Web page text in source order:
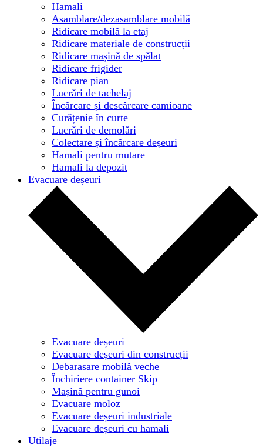
Hamali
Asamblare/dezasamblare mobilă
Ridicare mobilă la etaj
Ridicare materiale de construcții
Ridicare mașină de spălat
Ridicare frigider
Ridicare pian
Lucrări de tachelaj
Încărcare și descărcare camioane
Curățenie în curte
Lucrări de demolări
Colectare și încărcare deșeuri
Hamali pentru mutare
Hamali la depozit
Evacuare deșeuri
Evacuare deșeuri
Evacuare deșeuri din construcții
Debarasare mobilă veche
Închiriere container Skip
Mașină pentru gunoi
Evacuare moloz
Evacuare deșeuri industriale
Evacuare deșeuri cu hamali
Utilaje